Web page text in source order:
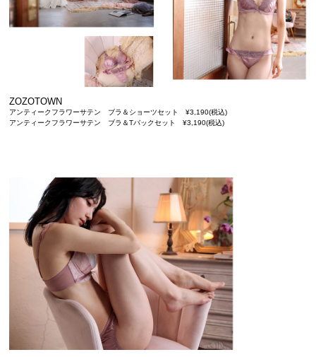
ZOZOTOWN
アンティークフラワーサテン ブラ＆ショーツセット ¥3,190(税込)
アンティークフラワーサテン ブラ＆Tバックセット ¥3,190(税込)